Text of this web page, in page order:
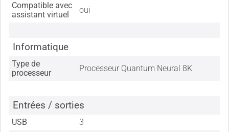
Compatible avec
assistant virtuel
oui
Informatique
Type de
processeur
Processeur Quantum Neural 8K
Entrées / sorties
USB 3